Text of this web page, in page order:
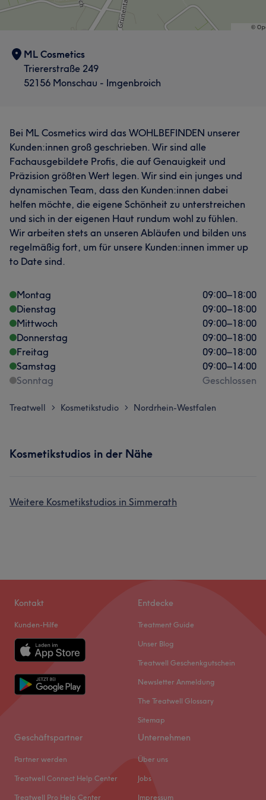
Kundinnen und Kunden sowie für ihre Mitarbeiterinnen
und Mitarbeiter schafft sie eine Atmosphäre, in der man
Services
Portfolio
Was unsere Kunden über Kristina sagen
Freundlich 9 Kompetent 7
ML Cosmetics
Triererstraße 249
52156 Monschau - Imgenbroich
Bei ML Cosmetics wird das WOHLBEFINDEN unserer
Kunden:innen groß geschrieben. Wir sind alle
Fachausgebildete Profis, die auf Genauigkeit und
Präzision größten Wert legen. Wir sind ein junges und
dynamischen Team, dass den Kunden:innen dabei
helfen möchte, die eigene Schönheit zu unterstreichen
und sich in der eigenen Haut rundum wohl zu fühlen.
Wir arbeiten stets an unseren Abläufen und bilden uns
regelmäßig fort, um für unsere Kunden:innen immer up
to Date sind.
Montag 09:00–18:00
Dienstag
09:00–18:00
Mittwoch
09:00–18:00
Donnerstag
09:00–18:00
Freitag
09:00–18:00
Samstag
09:00–14:00
Sonntag
Geschlossen
Treatwell > Kosmetikstudio > Nordrhein-Westfalen
Kosmetikstudios in der Nähe
Weitere Kosmetikstudios in Simmerath
Kontakt
Kunden-Hilfe
Entdecke
Treatment Guide
Unser Blog
Treatwell Geschenkgutschein
Newsletter Anmeldung
The Treatwell Glossary
Sitemap
Geschäftspartner
Partner werden
Treatwell Connect Help Center
Treatwell Pro Help Center
Unternehmen
Über uns
Jobs
Impressum